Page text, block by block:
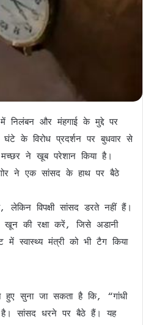
निलंबन और मंहगाई के मुद्दे पर
के विरोध प्रदर्शन पर बुधवार से
ने खूब परेशान किया है।
ने एक सांसद के हाथ पर बैठे
विपक्षी सांसद डरते नहीं हैं।
खून की रक्षा करें, जिसे अडानी
स्वास्थ्य मंत्री को भी टैग किया
हुए सुना जा सकता है कि, “गांधी
सांसद धरने पर बैठे हैं। यह